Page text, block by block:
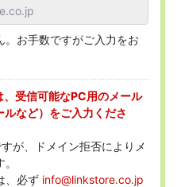
。お手数ですがご入力をお
受信可能なPC用のメール
など）をご入力くださ
が、ドメイン拒否によりメ
、必ず info@linkstore.co.jp